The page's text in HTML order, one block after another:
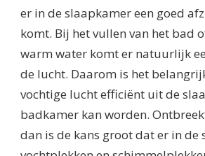
er in de slaapkamer een goed
komt. Bij het vullen van het bad
warm water komt er natuurlijk
de lucht. Daarom is het
vochtige lucht efficiënt uit de
badkamer kan worden.
dan is de kans groot dat er in de